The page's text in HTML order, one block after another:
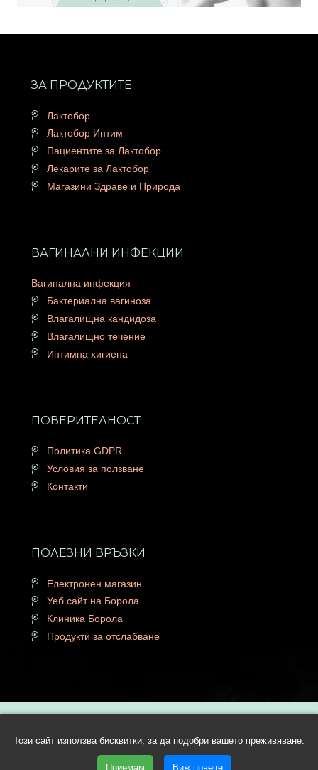
ЗА ПРОДУКТИТЕ
Лактобор
Лактобор Интим
Пациентите за Лактобор
Лекарите за Лактобор
Магазини Здраве и Природа
ВАГИНАЛНИ ИНФЕКЦИИ
Вагинална инфекция
Бактериална вагиноза
Влагалищна кандидоза
Влагалищно течение
Интимна хигиена
ПОВЕРИТЕЛНОСТ
Политика GDPR
Условия за ползване
Контакти
ПОЛЕЗНИ ВРЪЗКИ
Електронен магазин
Уеб сайт на Борола
Клиника Борола
Продукти за отслабване
Copyright © 2026 Lactobor.com | Всички права запазени | Уеб
дизайн и SEO от Трибест
Този сайт използва бисквитки, за да подобри вашето преживяване.
Приемам Виж повече